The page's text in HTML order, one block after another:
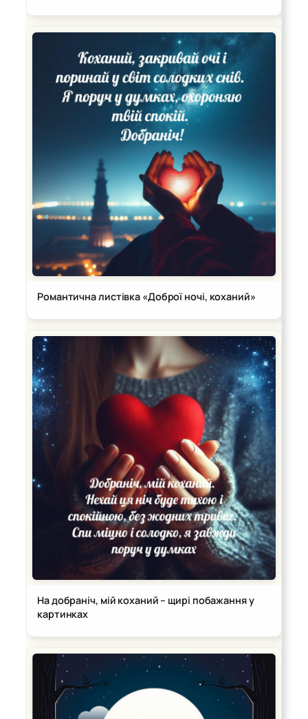
Романтична листівка «Доброї ночі, коханий»
На добраніч, мій коханий – щирі побажання у
картинках